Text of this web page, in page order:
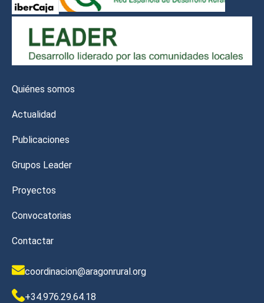
Quiénes somos
Actualidad
Publicaciones
Grupos Leader
Proyectos
Convocatorias
Contactar
coordinacion@aragonrural.org
+34.976.29.64.18